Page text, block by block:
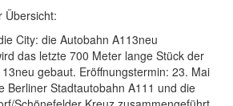
Übersicht:
City: die Autobahn A113neu
das letzte 700 Meter lange Stück der
gebaut. Eröffnungstermin: 23. Mai
Berliner Stadtautobahn A111 und die